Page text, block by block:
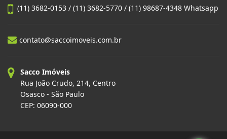
(11) 3682-0153 / (11) 3682-5770 / (11) 98687-4348 Whatsapp
contato@saccoimoveis.com.br
Sacco Imóveis
Rua João Crudo, 214, Centro
Osasco - São Paulo
CEP: 06090-000